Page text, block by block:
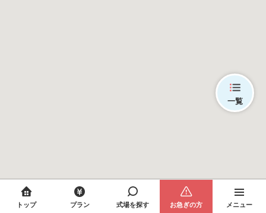
一覧
トップ プラン 式場を探す お急ぎの方 メニュー